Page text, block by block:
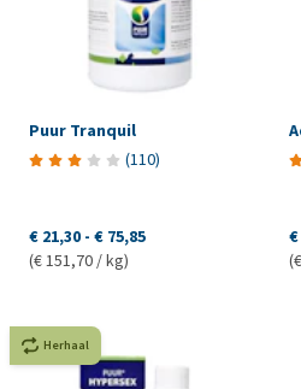
Puur Tranquil
(110)
€ 21,30 - € 75,85
(€ 151,70 / kg)
Herhaal